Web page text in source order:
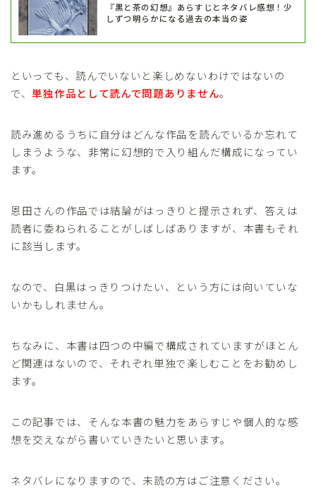
『黒と茶の幻想』あらすじとネタバレ感想！少
しずつ明らかになる過去の本当の姿
といっても、読んでいないと楽しめないわけではないの
で、単独作品として読んで問題ありません。
読み進めるうちに自分はどんな作品を読んでいるか忘れて
しまうような、非常に幻想的で入り組んだ構成になってい
ます。
恩田さんの作品では結論がはっきりと提示されず、答えは
読者に委ねられることがしばしばありますが、本書もそれ
に該当します。
なので、白黒はっきりつけたい、という方には向いていな
いかもしれません。
ちなみに、本書は四つの中編で構成されていますがほとん
ど関連はないので、それぞれ単独で楽しむことをお勧めし
ます。
この記事では、そんな本書の魅力をあらすじや個人的な感
想を交えながら書いていきたいと思います。
ネタバレになりますので、未読の方はご注意ください。